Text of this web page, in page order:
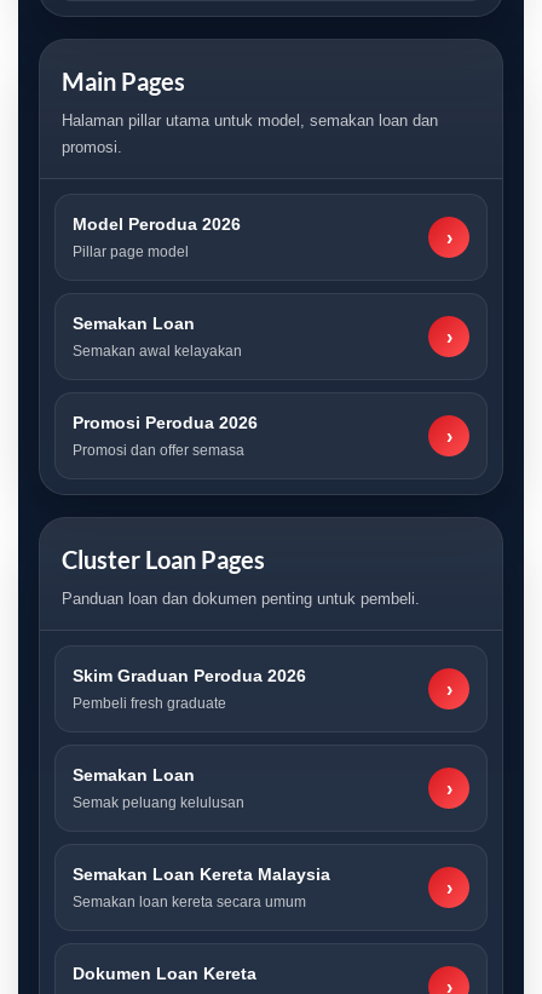
Main Pages
Halaman pillar utama untuk model, semakan loan dan
promosi.
Model Perodua 2026
Pillar page model
›
Semakan Loan
Semakan awal kelayakan
›
Promosi Perodua 2026
Promosi dan offer semasa
›
Cluster Loan Pages
Panduan loan dan dokumen penting untuk pembeli.
Skim Graduan Perodua 2026
Pembeli fresh graduate
›
Semakan Loan
Semak peluang kelulusan
›
Semakan Loan Kereta Malaysia
Semakan loan kereta secara umum
›
Dokumen Loan Kereta
›